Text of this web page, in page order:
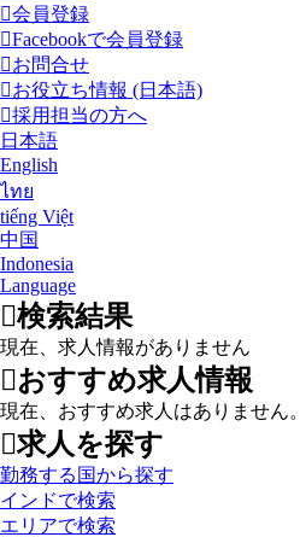
会員登録
Facebookで会員登録
お問合せ
お役立ち情報 (日本語)
採用担当の方へ
日本語
English
ไทย
tiếng Việt
中国
Indonesia
Language
検索結果
現在、求人情報がありません
おすすめ求人情報
現在、おすすめ求人はありません。
求人を探す
勤務する国から探す
インドで検索
エリアで検索